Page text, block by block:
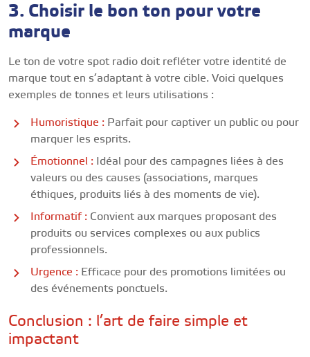
3. Choisir le bon ton pour votre
marque
Le ton de votre spot radio doit refléter votre identité de
marque tout en s’adaptant à votre cible. Voici quelques
exemples de tonnes et leurs utilisations :
Humoristique : Parfait pour captiver un public ou pour
marquer les esprits.
Émotionnel : Idéal pour des campagnes liées à des
valeurs ou des causes (associations, marques
éthiques, produits liés à des moments de vie).
Informatif : Convient aux marques proposant des
produits ou services complexes ou aux publics
professionnels.
Urgence : Efficace pour des promotions limitées ou
des événements ponctuels.
Conclusion : l’art de faire simple et
impactant